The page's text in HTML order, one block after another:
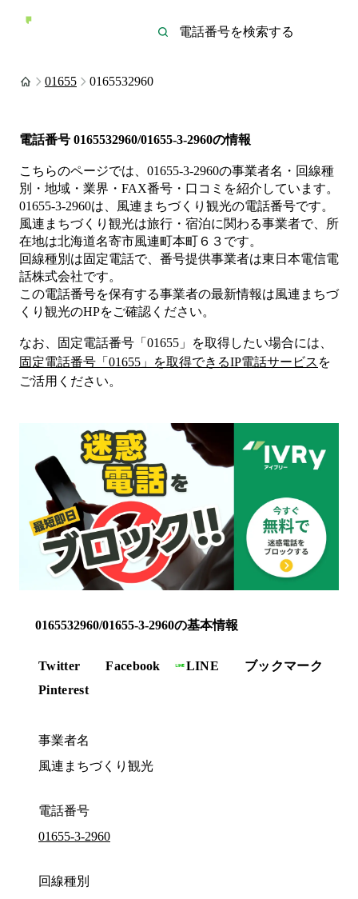
01655 0165532960
電話番号 0165532960/01655-3-2960の情報
こちらのページでは、 01655-3-2960の事業者名・回線種
別・地域・業界・FAX番号・口コミを紹介しています。
01655-3-2960は、 風連まちづくり観光の電話番号です。
風連まちづくり観光は旅行・宿泊に関わる事業者で、所
在地は北海道名寄市風連町本町６３ です。
回線種別は固定電話で、番号提供事業者は東日本電信電
話株式会社です。
この電話番号を保有する事業者の最新情報は風連まちづ
くり観光のHPをご確認ください。
なお、固定電話番号「 01655 」を取得したい場合には、
固定電話番号「 01655 」を取得できるIP電話サービス を
ご活用ください。
0165532960/01655-3-2960の基本情報
Twitter Facebook LINE
ブックマーク
Pinterest
事業者名
風連まちづくり観光
電話番号
01655-3-2960
回線種別